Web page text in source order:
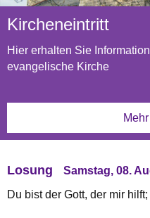
Andachten und
hier kommen Sie zur
Du bist der Gott, der mir
Kircheneintritt
Hier erhalten Sie
evangelische Kirche
Losung
Samstag, 08.
Du bist der Gott, der mir
Schutzkonzept